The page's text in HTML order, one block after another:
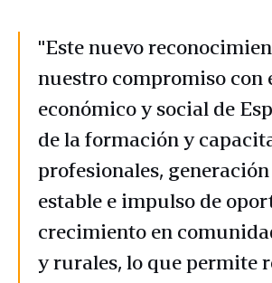
"Este nuevo
nuestro compromiso con
económico y social de
de la formación y
profesionales,
estable e impulso de
crecimiento en
y rurales, lo que permite